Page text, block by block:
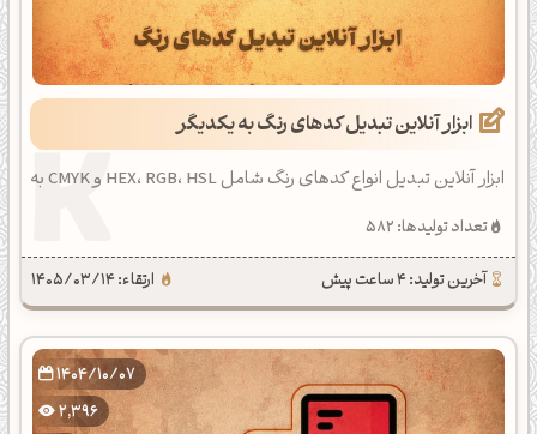
ابزار آنلاین تبدیل کدهای رنگ به یکدیگر
ابزار آنلاین تبدیل انواع کدهای رنگ شامل HEX، RGB، HSL و CMYK به
تعداد تولیدها: 582
آخرین تولید: 4 ساعت پیش
ارتقاء: 1405/03/14
1404/10/07
2,396